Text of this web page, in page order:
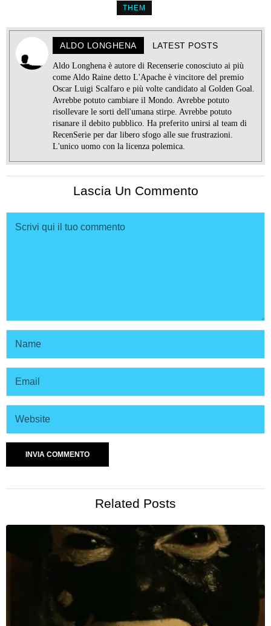
THEM
ALDO LONGHENA LATEST POSTS
Aldo Longhena è autore di Recenserie conosciuto ai più
come Aldo Raine detto L'Apache è vincitore del premio
Oscar Luigi Scalfaro e più volte candidato al Golden Goal.
Avrebbe potuto cambiare il Mondo. Avrebbe potuto
risollevare le sorti dell'umana stirpe. Avrebbe potuto
risanare il debito pubblico. Ha preferito unirsi al team di
RecenSerie per dar libero sfogo alle sue frustrazioni.
L'unico uomo con la licenza polemica.
Lascia Un Commento
Related Posts